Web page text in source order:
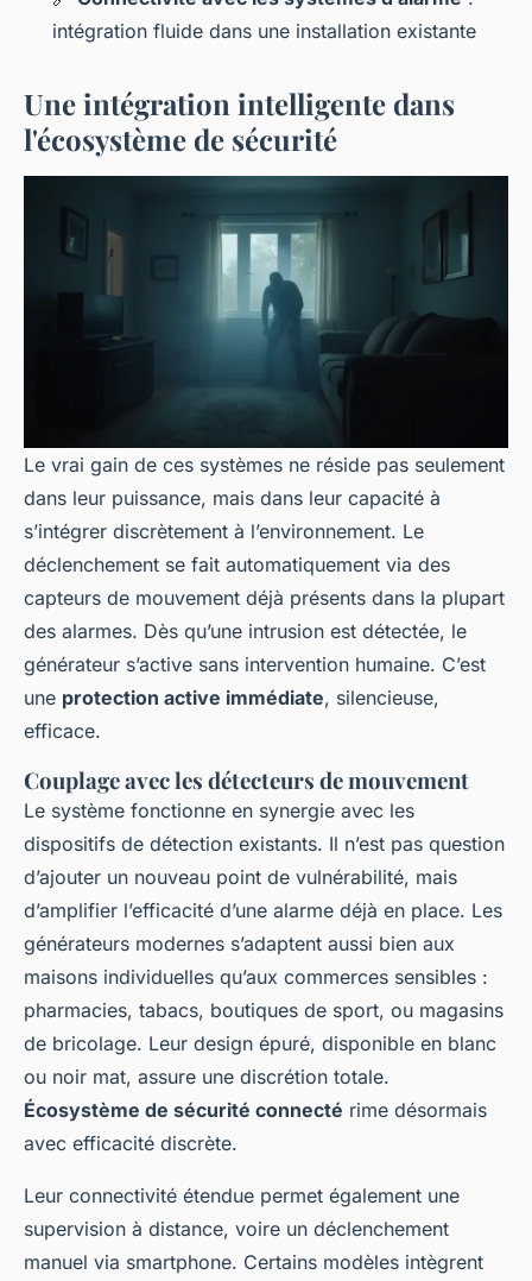
intégration fluide dans une installation existante
Une intégration intelligente dans
l'écosystème de sécurité
Le vrai gain de ces systèmes ne réside pas seulement
dans leur puissance, mais dans leur capacité à
s’intégrer discrètement à l’environnement. Le
déclenchement se fait automatiquement via des
capteurs de mouvement déjà présents dans la plupart
des alarmes. Dès qu’une intrusion est détectée, le
générateur s’active sans intervention humaine. C’est
une protection active immédiate, silencieuse,
efficace.
Couplage avec les détecteurs de mouvement
Le système fonctionne en synergie avec les
dispositifs de détection existants. Il n’est pas question
d’ajouter un nouveau point de vulnérabilité, mais
d’amplifier l’efficacité d’une alarme déjà en place. Les
générateurs modernes s’adaptent aussi bien aux
maisons individuelles qu’aux commerces sensibles :
pharmacies, tabacs, boutiques de sport, ou magasins
de bricolage. Leur design épuré, disponible en blanc
ou noir mat, assure une discrétion totale.
Écosystème de sécurité connecté rime désormais
avec efficacité discrète.
Leur connectivité étendue permet également une
supervision à distance, voire un déclenchement
manuel via smartphone. Certains modèles intègrent